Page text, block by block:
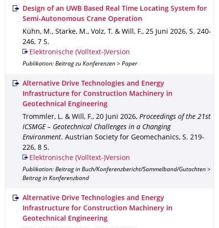
Design of an UWB Based Real Time Locating System for
Semi-Autonomous Crane Operation
Kühn, M., Starke, M., Volz, T. & Will, F., 25 Juni 2026, S. 240-
246, 7 S.
Elektronische (Volltext-)Version
Publikation: Beitrag zu Konferenzen > Paper
Alternative Drive Technologies and Energy
Infrastructure for Construction Machinery in
Geotechnical Engineering
Trommler, L. & Will, F., 20 Juni 2026, Proceedings of the 21st
ICSMGE – Geotechnical Challenges in a Changing
Environment. Austrian Society for Geomechanics, S. 219-
226, 8 S.
Elektronische (Volltext-)Version
Publikation: Beitrag in Buch/Konferenzbericht/Sammelband/Gutachten >
Beitrag in Konferenzband
Alternative Drive Technologies and Energy
Infrastructure for Construction Machinery in
Geotechnical Engineering